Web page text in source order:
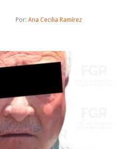
Por: Ana Cecilia Ramírez